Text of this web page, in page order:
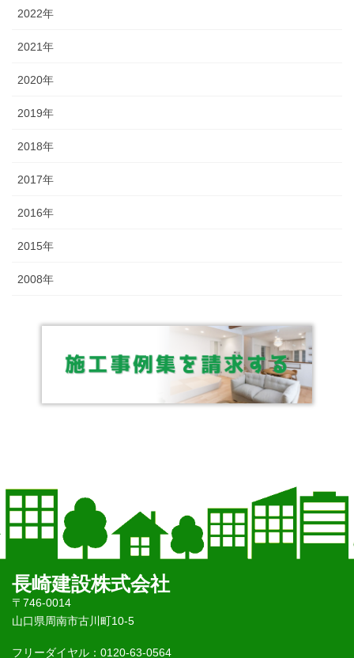
2022年
2021年
2020年
2019年
2018年
2017年
2016年
2015年
2008年
長崎建設株式会社
〒746-0014
山口県周南市古川町10-5
フリーダイヤル：0120-63-0564